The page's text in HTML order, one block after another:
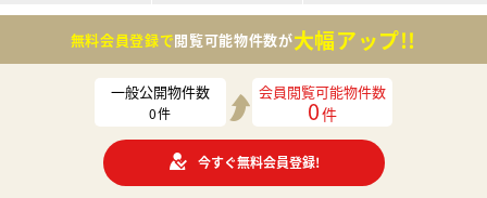
無料会員登録で閲覧可能物件数が大幅アップ!!
一般公開物件数
0件
会員閲覧可能物件数
0件
今すぐ無料会員登録!